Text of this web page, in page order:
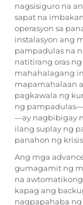
nagsisiguro na
sapat na
operasyon sa
instalasyon ang
pampadulas na
natitirang oras
mahahalagang
mapamahalaan
pagkawala ng
ng
—ay nagbibigay
ilang suplay ng
panahon ng
Ang mga
gumagamit ng
na
kapag ang
nagpapahaba